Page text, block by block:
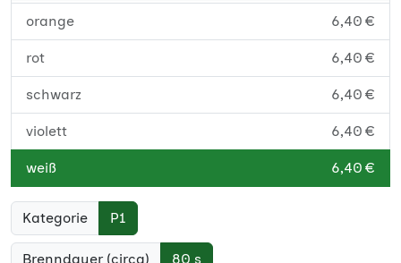
orange 6,40 €
rot 6,40 €
schwarz 6,40 €
violett 6,40 €
weiß 6,40 €
Kategorie P1
Brenndauer (circa) 80 s